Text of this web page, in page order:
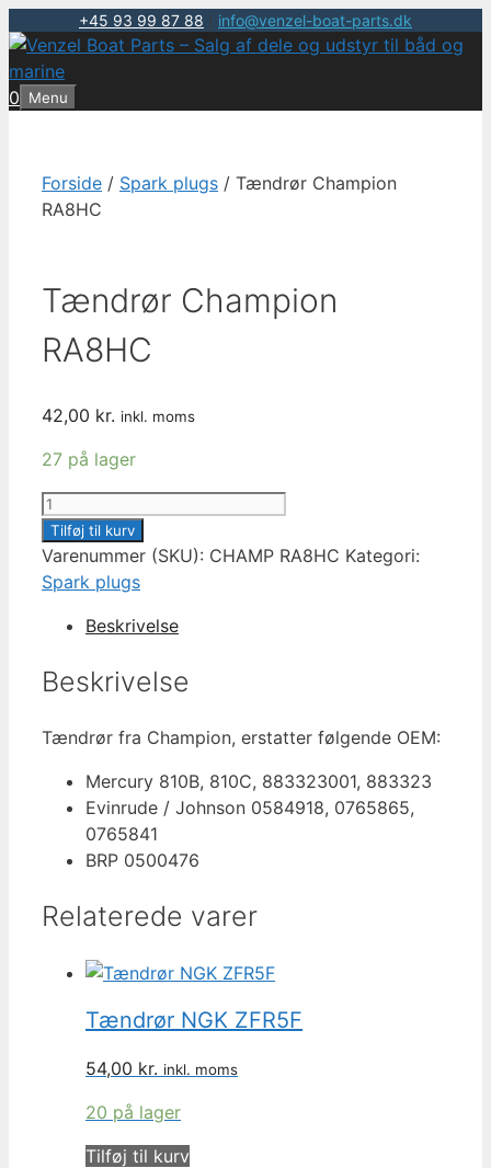
+45 93 99 87 88 info@venzel-boat-parts.dk
Hop
til
indhold
0 Menu
Forside / Spark plugs / Tændrør Champion
RA8HC
Tændrør Champion
RA8HC
42,00 kr. inkl. moms
27 på lager
Tændrør
Champion
RA8HC
antal
Tilføj til kurv
Varenummer (SKU): CHAMP RA8HC Kategori:
Spark plugs
Beskrivelse
Beskrivelse
Tændrør fra Champion, erstatter følgende OEM:
Mercury 810B, 810C, 883323001, 883323
Evinrude / Johnson 0584918, 0765865,
0765841
BRP 0500476
Relaterede varer
Tændrør NGK ZFR5F
54,00 kr. inkl. moms
20 på lager
Tilføj til kurv